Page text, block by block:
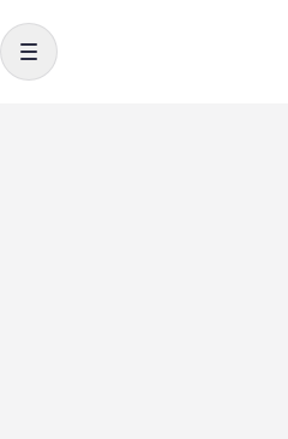
Toggle navigation